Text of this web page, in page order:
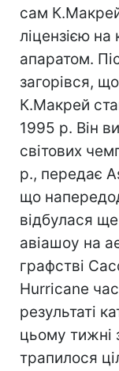
сам
ліцензією
апаратом.
загорівся,
К.Макрей
1995 р. Він
світових
р., передає
що
відбулася
авіашоу на
графстві
Hurricane
результаті
цьому тижні
трапилося